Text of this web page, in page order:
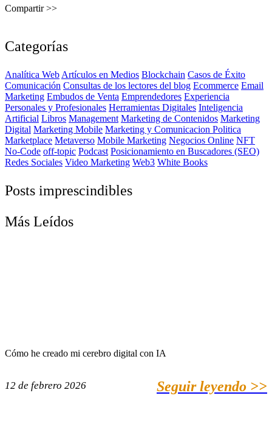
Compartir >>
Categorías
Analítica Web Artículos en Medios Blockchain Casos de Éxito
Comunicación Consultas de los lectores del blog Ecommerce Email
Marketing Embudos de Venta Emprendedores Experiencia
Personales y Profesionales Herramientas Digitales Inteligencia
Artificial Libros Management Marketing de Contenidos Marketing
Digital Marketing Mobile Marketing y Comunicacion Politica
Marketplace Metaverso Mobile Marketing Negocios Online NFT
No-Code off-topic Podcast Posicionamiento en Buscadores (SEO)
Redes Sociales Video Marketing Web3 White Books
Posts imprescindibles
Más Leídos
Cómo he creado mi cerebro digital con IA
12 de febrero 2026 Seguir leyendo >>